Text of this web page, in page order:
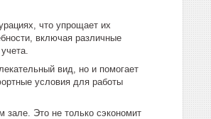
что упрощает их
включая различные
вид, но и помогает
условия для работы
зале. Это не только сэкономит